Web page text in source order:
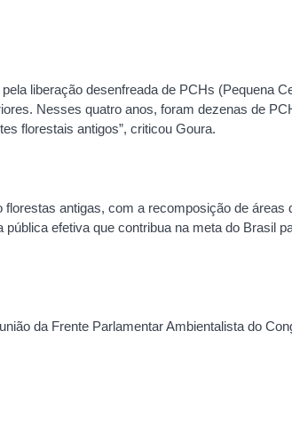
liberação desenfreada de PCHs (Pequena
Nesses quatro anos, foram dezenas de
florestais antigos”, criticou Goura.
florestas antigas, com a recomposição de
efetiva que contribua na meta do Brasil
da Frente Parlamentar Ambientalista do